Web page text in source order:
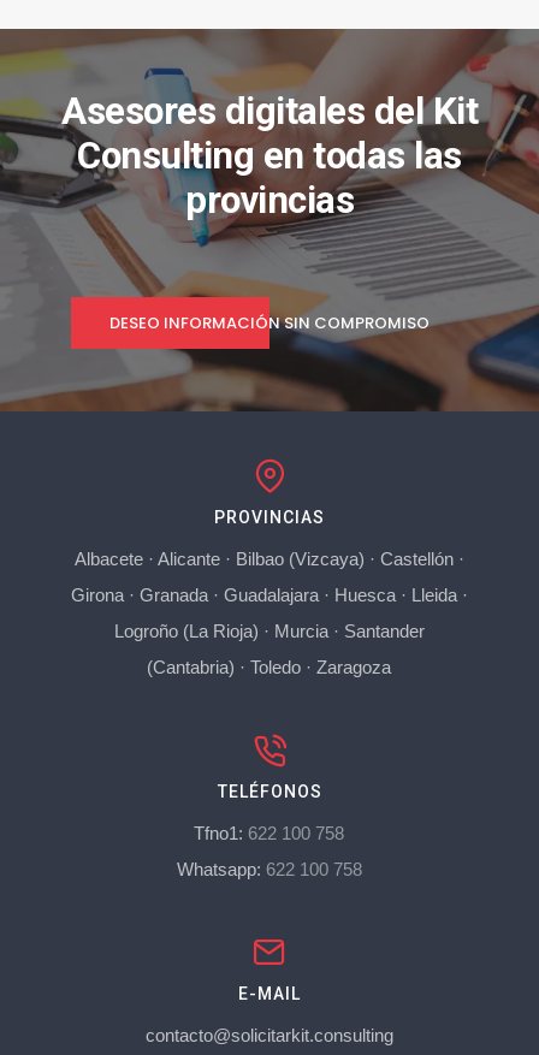
Asesores digitales del Kit
Consulting en todas las
provincias
DESEO INFORMACIÓN SIN COMPROMISO
PROVINCIAS
Albacete· Alicante· Bilbao (Vizcaya) · Castellón·
Girona· Granada· Guadalajara· Huesca· Lleida·
Logroño (La Rioja) · Murcia· Santander
(Cantabria) ·Toledo ·Zaragoza
TELÉFONOS
Tfno1: 622 100 758
Whatsapp: 622 100 758
E-MAIL
contacto@solicitarkit.consulting